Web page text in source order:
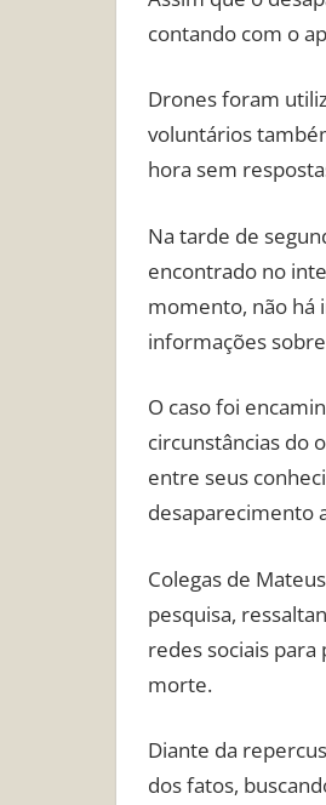
contando com o
Drones foram
voluntários
hora sem
Na tarde de
encontrado no
momento, não há
informações
O caso foi
circunstâncias do
entre seus
desaparecimento
Colegas de
pesquisa,
redes sociais
morte.
Diante da
dos fatos,